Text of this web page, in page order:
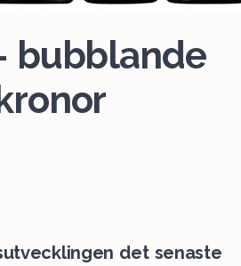
bubblande
det senaste